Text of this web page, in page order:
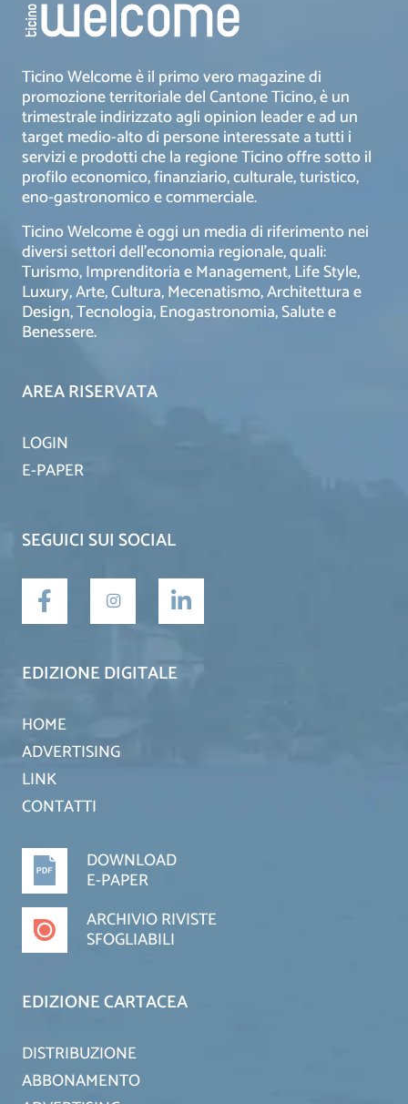
Ticino Welcome è il primo vero magazine di
promozione territoriale del Cantone Ticino, è un
trimestrale indirizzato agli opinion leader e ad un
target medio-alto di persone interessate a tutti i
servizi e prodotti che la regione Ticino offre sotto il
profilo economico, finanziario, culturale, turistico,
eno-gastronomico e commerciale.
Ticino Welcome è oggi un media di riferimento nei
diversi settori dell’economia regionale, quali:
Turismo, Imprenditoria e Management, Life Style,
Luxury, Arte, Cultura, Mecenatismo, Architettura e
Design, Tecnologia, Enogastronomia, Salute e
Benessere.
AREA RISERVATA
LOGIN
E-PAPER
SEGUICI SUI SOCIAL
EDIZIONE DIGITALE
HOME
ADVERTISING
LINK
CONTATTI
DOWNLOAD
E-PAPER
ARCHIVIO RIVISTE
SFOGLIABILI
EDIZIONE CARTACEA
DISTRIBUZIONE
ABBONAMENTO